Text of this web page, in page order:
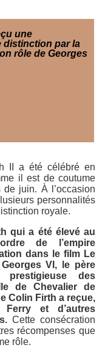
une
distinction par la
rôle de Georges
II a été célébré en
il est de coutume
juin. À l’occasion
personnalités
royale.
qui a été élevé au
de l’empire
dans le film Le
VI, le père
des
de Chevalier de
Colin Firth a reçue,
et d’autres
Cette consécration
récompenses que
rôle.